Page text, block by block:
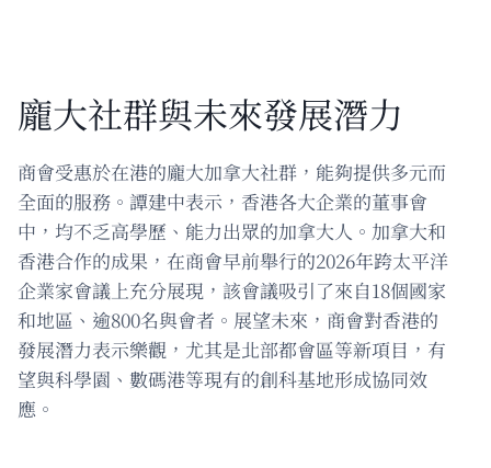
龐大社群與未來發展潛力
商會受惠於在港的龐大加拿大社群，能夠提供多元而
全面的服務。譚建中表示，香港各大企業的董事會
中，均不乏高學歷、能力出眾的加拿大人。加拿大和
香港合作的成果，在商會早前舉行的2026年跨太平洋
企業家會議上充分展現，該會議吸引了來自18個國家
和地區、逾800名與會者。展望未來，商會對香港的
發展潛力表示樂觀，尤其是北部都會區等新項目，有
望與科學園、數碼港等現有的創科基地形成協同效
應。